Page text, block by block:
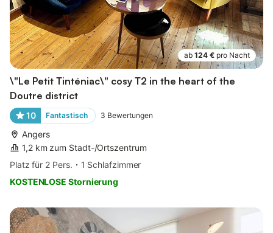
ab 124 € pro Nacht
\"Le Petit Tinténiac\" cosy T2 in the heart of the
Doutre district
10 Fantastisch 3 Bewertungen
Angers
1,2 km zum Stadt-/Ortszentrum
Platz für 2 Pers.
1 Schlafzimmer
KOSTENLOSE Stornierung